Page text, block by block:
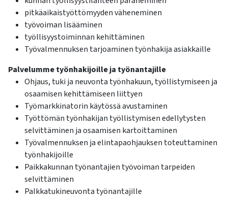
pitkäaikaistyöttömyyden väheneminen
työvoiman lisääminen
työllisyystoiminnan kehittäminen
Työvalmennuksen tarjoaminen työnhakija asiakkaille
Palvelumme työnhakijoille ja työnantajille
Ohjaus, tuki ja neuvonta työnhakuun, työllistymiseen ja
osaamisen kehittämiseen liittyen
Työmarkkinatorin käytössä avustaminen
Työttömän työnhakijan työllistymisen edellytysten
selvittäminen ja osaamisen kartoittaminen
Työvalmennuksen ja elintapaohjauksen toteuttaminen
työnhakijoille
Paikkakunnan työnantajien työvoiman tarpeiden
selvittäminen
Palkkatukineuvonta työnantajille